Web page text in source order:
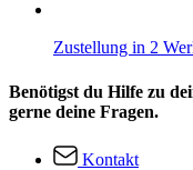
Zustellung in 2
Benötigst du Hilfe zu
gerne deine Fragen.
Kontakt